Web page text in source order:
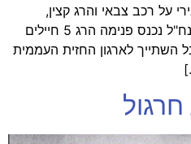
על רכב צבאי והרג קצין,
בהמשך הגיע לבסיס חטיבת הנח"ל נכנס פנימה הרג 5 חיילים
השתייך לארגון החזית העממית